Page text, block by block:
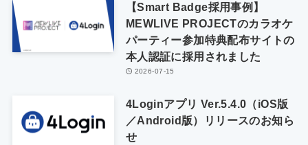
【Smart Badge採用事例】
MEWLIVE PROJECTのカラオケ
パーティー参加特典配布サイトの
本人認証に採用されました
2026-07-15
4Loginアプリ Ver.5.4.0（iOS版
／Android版）リリースのお知ら
せ